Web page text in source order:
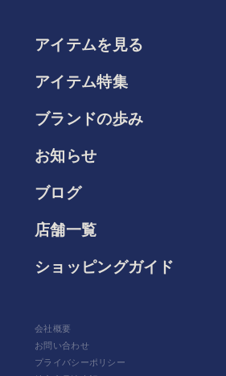
アイテムを見る
アイテム特集
ブランドの歩み
お知らせ
ブログ
店舗一覧
ショッピングガイド
会社概要
お問い合わせ
プライバシーポリシー